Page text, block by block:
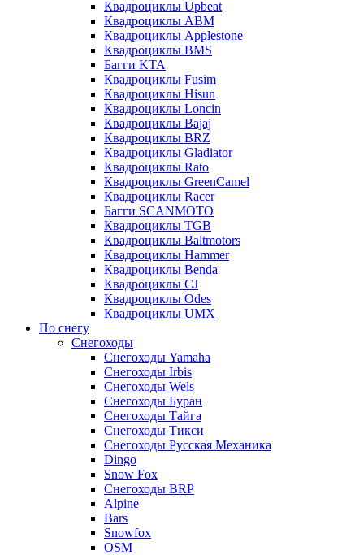
Квадроциклы Upbeat
Квадроциклы ABM
Квадроциклы Applestone
Квадроциклы BMS
Багги KTA
Квадроциклы Fusim
Квадроциклы Hisun
Квадроциклы Loncin
Квадроциклы Bajaj
Квадроциклы BRZ
Квадроциклы Gladiator
Квадроциклы Rato
Квадроциклы GreenCamel
Квадроциклы Racer
Багги SCANMOTO
Квадроциклы TGB
Квадроциклы Baltmotors
Квадроциклы Hammer
Квадроциклы Benda
Квадроциклы CJ
Квадроциклы Odes
Квадроциклы UMX
По снегу
Снегоходы
Снегоходы Yamaha
Снегоходы Irbis
Снегоходы Wels
Снегоходы Буран
Снегоходы Тайга
Снегоходы Тикси
Снегоходы Русская Механика
Dingo
Snow Fox
Снегоходы BRP
Alpine
Bars
Snowfox
OSM